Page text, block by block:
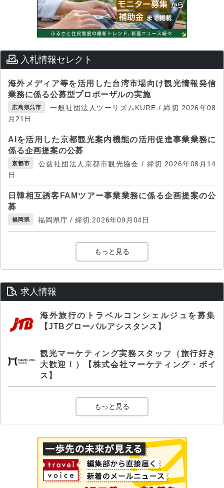
入札情報セレクト
海外メディア等を活用した台湾市場向け観光情報発信
業務に係る公募型プロポーザルの実施
広島県呉市
一般社団法人ツーリズムKURE / 締切:2026年08
月21日
AIを活用した京都観光案内機能の活用促進事業業務に
係る企画提案の公募
京都市
公益社団法人京都市観光協会 / 締切:2026年08月14
日
日韓相互誘客FAMツアー事業業務に係る企画提案の公
募
福岡県 福岡県庁 / 締切:2026年09月04日
もっと見る
求人情報
海外旅行のトラベルコンシェルジュを募集
【JTBグローバルアシスタンス】
観光マーケティング実務スタッフ（旅行好き
大歓迎！）【株式会社マーケティング・ボイ
ス】
もっと見る